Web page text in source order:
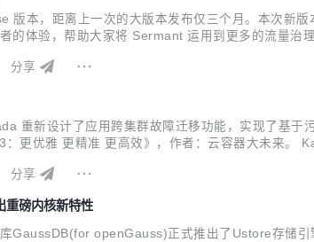
版本，距离上一次的大版本发布仅三个月。本次新
的体验，帮助大家将 Sermant 运用到更多的流量治理
分享
重新设计了应用跨集群故障迁移功能，实现了基于
更优雅 更精准 更高效》，作者：云容器大未来。
分享
磅内核新特性
GaussDB(for openGauss)正式推出了Ustore存储